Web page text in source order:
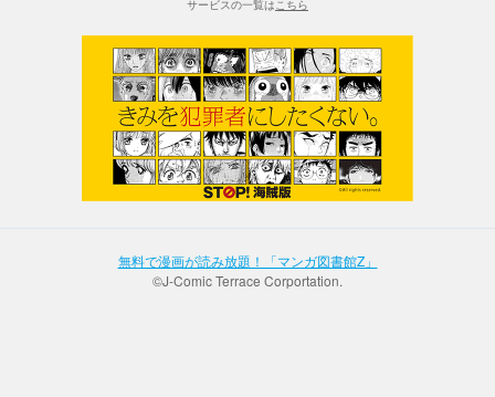
サービスの一覧はこちら
無料で漫画が読み放題！「マンガ図書館Z」
©J-Comic Terrace Corportation.